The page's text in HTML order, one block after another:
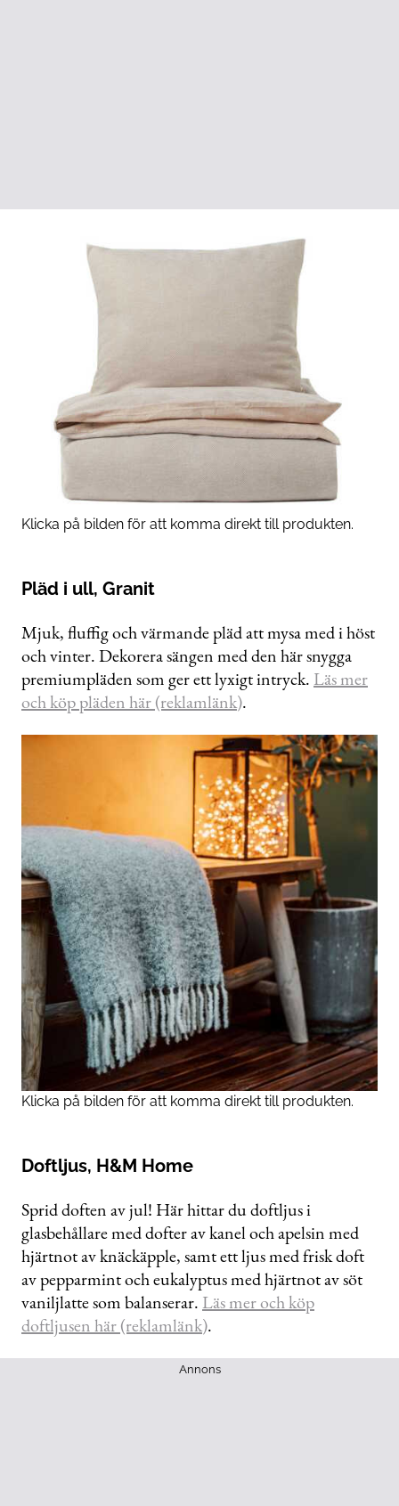
Klicka på bilden för att komma direkt till produkten.
Pläd i ull, Granit
Mjuk, fluffig och värmande pläd att mysa med i höst
och vinter. Dekorera sängen med den här snygga
premiumpläden som ger ett lyxigt intryck. Läs mer
och köp pläden här (reklamlänk).
Klicka på bilden för att komma direkt till produkten.
Doftljus, H&M Home
Sprid doften av jul! Här hittar du doftljus i
glasbehållare med dofter av kanel och apelsin med
hjärtnot av knäckäpple, samt ett ljus med frisk doft
av pepparmint och eukalyptus med hjärtnot av söt
vaniljlatte som balanserar. Läs mer och köp
doftljusen här (reklamlänk).
Annons